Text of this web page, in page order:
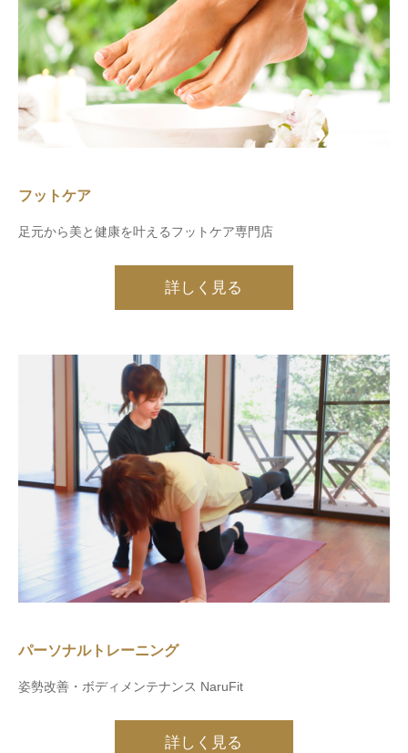
フットケア
足元から美と健康を叶えるフットケア専門店
詳しく見る
パーソナルトレーニング
姿勢改善・ボディメンテナンス NaruFit
詳しく見る